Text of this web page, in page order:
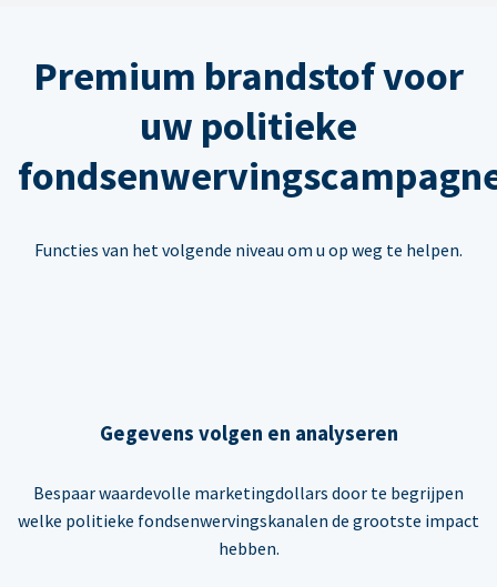
Premium brandstof voor
uw politieke
Functies van het volgende niveau om u op weg te helpen.
Gegevens volgen en analyseren
Bespaar waardevolle marketingdollars door te begrijpen
welke politieke fondsenwervingskanalen de grootste impact
hebben.